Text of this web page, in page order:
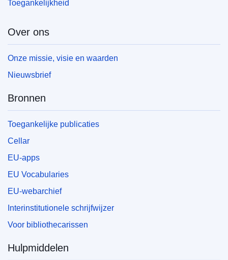
Toegankelijkheid
Over ons
Onze missie, visie en waarden
Nieuwsbrief
Bronnen
Toegankelijke publicaties
Cellar
EU-apps
EU Vocabularies
EU-webarchief
Interinstitutionele schrijfwijzer
Voor bibliothecarissen
Hulpmiddelen